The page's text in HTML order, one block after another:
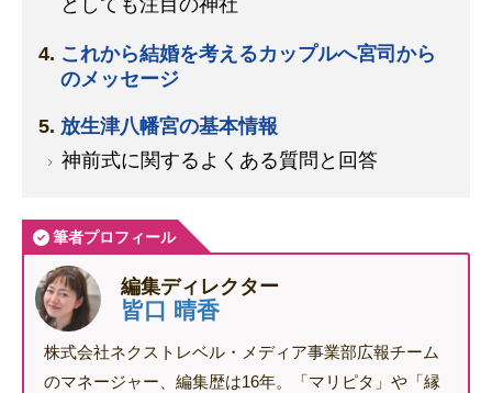
としても注目の神社
これから結婚を考えるカップルへ宮司から
のメッセージ
放生津八幡宮の基本情報
神前式に関するよくある質問と回答
筆者プロフィール
編集ディレクター
皆口 晴香
株式会社ネクストレベル・メディア事業部広報チーム
のマネージャー、編集歴は16年。「マリピタ」や「縁